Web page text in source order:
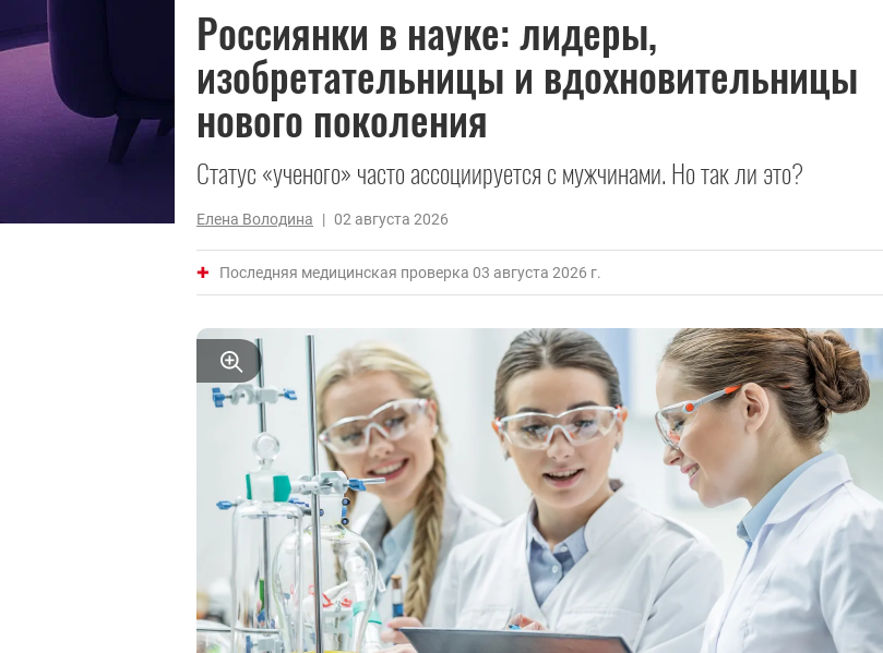
Россиянки в науке: лидеры,
изобретательницы и вдохновительницы
нового поколения
Статус «ученого» часто ассоциируется с мужчинами. Но так ли это?
Елена Володина | 02 августа 2026
Последняя медицинская проверка 03 августа 2026 г.